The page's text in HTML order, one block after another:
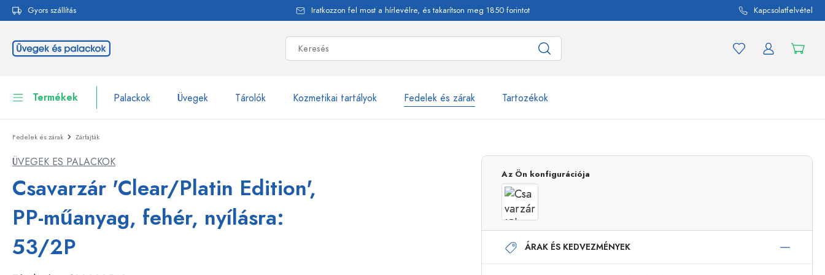
Ugrás a fő navigációhoz
Gyors szállítás Iratkozzon fel most a hírlevélre, és takarítson meg 1850 forintot Kapcsolatfelvétel
Termékek Palackok Üvegek Tárolók Kozmetikai tartályok Fedelek és zárak Tartozékok
Palackok
Tárolók
Edények
Palackok márka szerint
WECK-palackok
Palackok funkció szerint
Airless adagolók
Roll-on palackok
A befőttes üvegekhez
Fedelek és zárak Zárfajták
ÜVEGEK ES PALACKOK
Csavarzár 'Clear/Platin Edition',
PP-műanyag, fehér, nyílásra:
53/2P
Az Ön konfigurációja
ÁRAK ÉS KEDVEZMÉNYEK